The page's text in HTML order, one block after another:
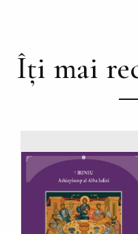
Îți mai